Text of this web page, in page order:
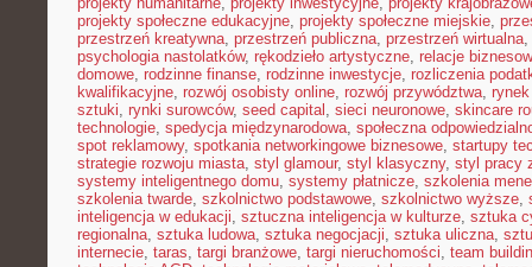
projekty społeczne edukacyjne, projekty społeczne miejskie,
przestrzeń kreatywna, przestrzeń publiczna, przestrzeń wirtualna,
psychologia nastolatków, rękodzieło artystyczne, relacje
domowe, rodzinne finanse, rodzinne inwestycje, rozliczenia
kwalifikacyjne, rozwój osobisty online, rozwój przywództwa,
sztuki, rynki surowców, seed capital , sieci neuronowe, skincare
technologie, spedycja międzynarodowa, społeczna
spot reklamowy, spotkania networkingowe biznesowe, startupy
strategie rozwoju miasta, styl glamour, styl klasyczny, styl pracy
systemy inteligentnego domu, systemy płatnicze, szkolenia
szkolenia twarde, szkolnictwo podstawowe, szkolnictwo wyższe,
inteligencja w edukacji, sztuczna inteligencja w kulturze, sztuka
regionalna, sztuka ludowa, sztuka negocjacji, sztuka uliczna,
internecie, taras, targi branżowe, targi nieruchomości, team